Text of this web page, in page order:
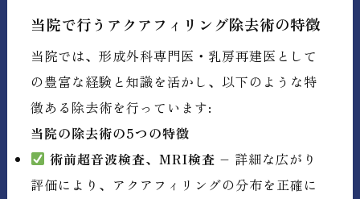
当院で行うアクアフィリング除去術の特徴
当院では、形成外科専門医・乳房再建医として
の豊富な経験と知識を活かし、以下のような特
徴ある除去術を行っています:
当院の除去術の5つの特徴
術前超音波検査、MRI検査 – 詳細な広がり
評価により、アクアフィリングの分布を正確に